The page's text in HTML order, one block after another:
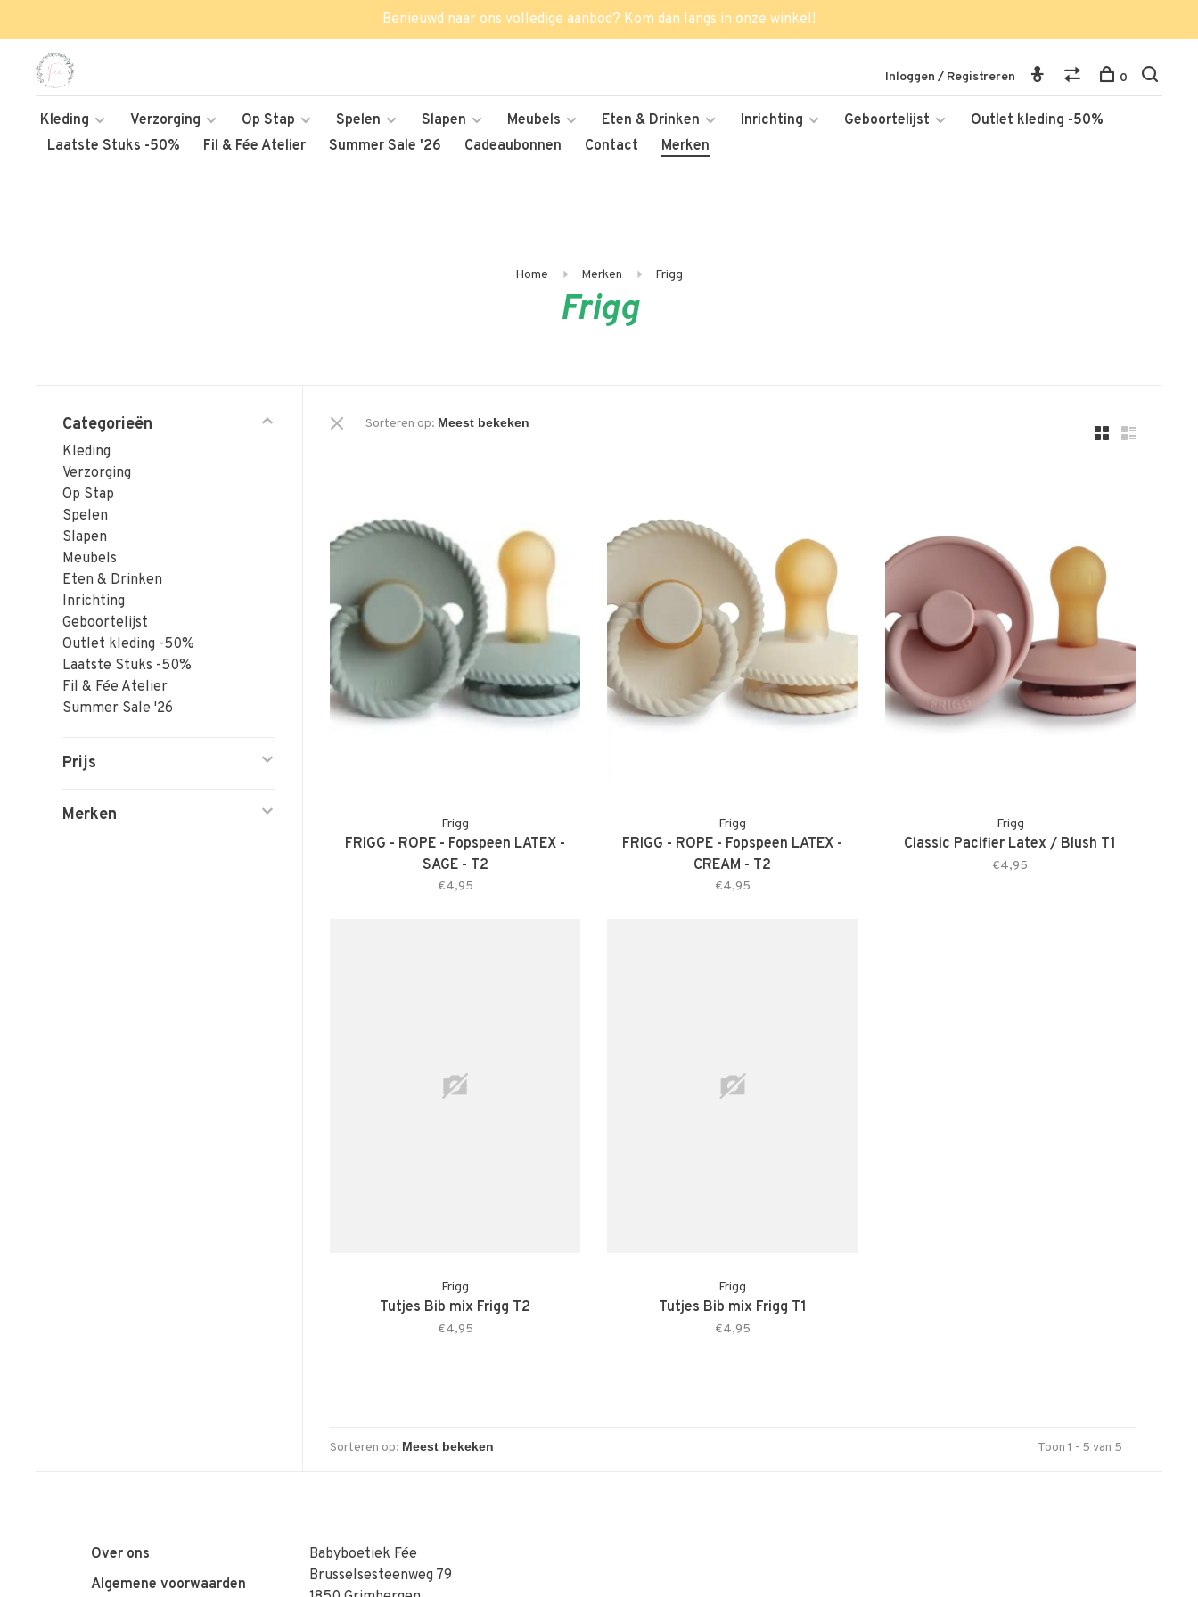
Benieuwd naar ons volledige aanbod? Kom dan langs in onze winkel!
Kleding Verzorging Op Stap Spelen Slapen Meubels Eten & Drinken Inrichting Geboortelijst
Outlet kleding -50%
Laatste Stuks -50%
Fil & Fée Atelier Summer Sale '26 Cadeaubonnen Contact Merken
Inloggen / Registreren 0
Home Merken Frigg
Frigg
Categorieën
Kleding
Verzorging
Op Stap
Spelen
Slapen
Meubels
Eten & Drinken
Inrichting
Geboortelijst
Outlet kleding -50%
Laatste Stuks -50%
Fil & Fée Atelier
Summer Sale '26
Prijs
Merken
Sorteren op:
Frigg
FRIGG - ROPE - Fopspeen LATEX -
SAGE - T2
€4,95
Frigg
FRIGG - ROPE - Fopspeen LATEX -
CREAM - T2
€4,95
Frigg
Classic Pacifier Latex / Blush T1
€4,95
Frigg
Tutjes Bib mix Frigg T2
€4,95
Frigg
Tutjes Bib mix Frigg T1
€4,95
Sorteren op: Toon 1 - 5 van 5
Over ons
Algemene voorwaarden
Babyboetiek Fée
Brusselsesteenweg 79